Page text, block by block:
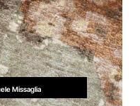
Missaglia